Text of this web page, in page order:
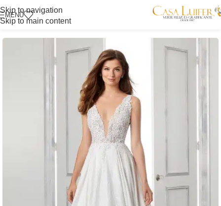
Skip to navigation
Skip to main content
MENÚ
Inicio/ Tienda Itagüí/